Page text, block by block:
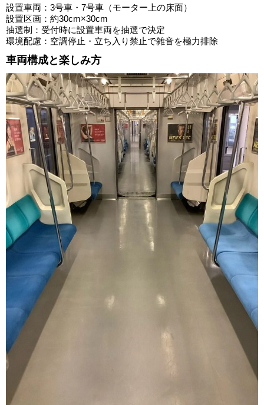
設置車両：3号車・7号車（モーター上の床面）
設置区画：約30cm×30cm
抽選制：受付時に設置車両を抽選で決定
環境配慮：空調停止・立ち入り禁止で雑音を極力排除
車両構成と楽しみ方